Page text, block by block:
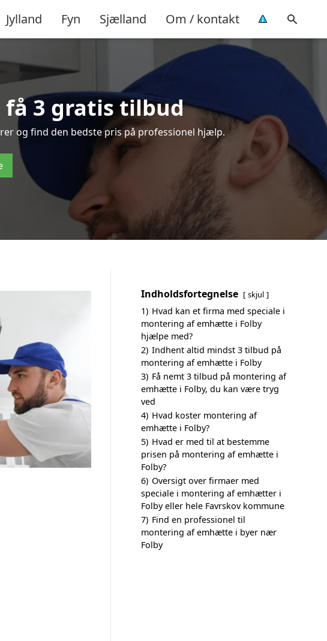
Jylland Fyn Sjælland Om / kontakt
3 gratis tilbud
og find den bedste pris på professionel hjælp.
Indholdsfortegnelse skjul
1) Hvad kan et firma med speciale i
montering af emhætte i Folby
hjælpe med?
2) Indhent altid mindst 3 tilbud på
montering af emhætte i Folby
3) Få nemt 3 tilbud på montering af
emhætte i Folby, du kan være tryg
ved
4) Hvad koster montering af
emhætte i Folby?
5) Hvad er med til at bestemme
prisen på montering af emhætte i
Folby?
6) Oversigt over firmaer med
speciale i montering af emhætter i
Folby eller hele Favrskov kommune
7) Find en professionel til
montering af emhætte i byer nær
Folby